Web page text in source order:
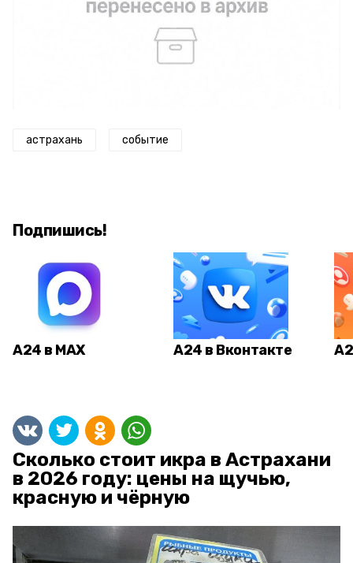
астрахань событие
Подпишись!
А24 в MAX А24 в Вконтакте
Сколько стоит икра в Астрахани
в 2026 году: цены на щучью,
красную и чёрную